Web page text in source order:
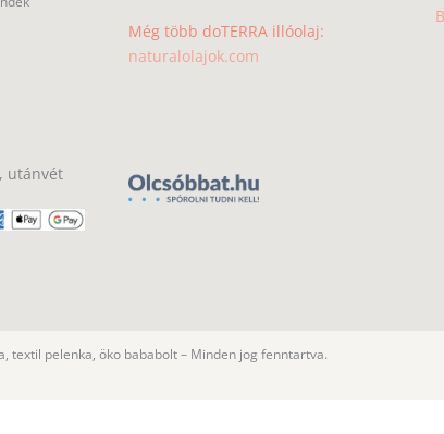
utánvét
Még több doTERRA illóolaj:
naturalolajok.com
textil pelenka, öko bababolt – Minden jog fenntartva.